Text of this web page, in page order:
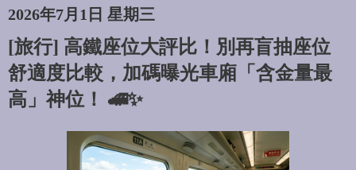
2026年7月1日 星期三
[旅行] 高鐵座位大評比！別再盲抽座位
舒適度比較，加碼曝光車廂「含金量最
高」神位！ 🚄✨